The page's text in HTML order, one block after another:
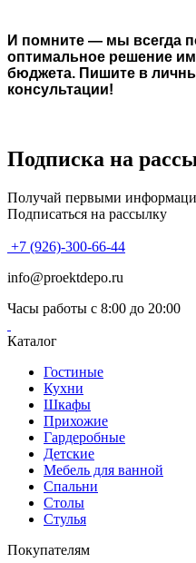
И помните — мы всегда
оптимальное решение
бюджета. Пишите в
консультации!
Подписка на
Получай первыми
Подписаться на рассылку
+7 (926)-300-66-44
info@proektdepo.ru
Часы работы с 8:00 до 20:00
Каталог
Гостиные
Кухни
Шкафы
Прихожие
Гардеробные
Детские
Мебель для ванной
Спальни
Столы
Стулья
Покупателям